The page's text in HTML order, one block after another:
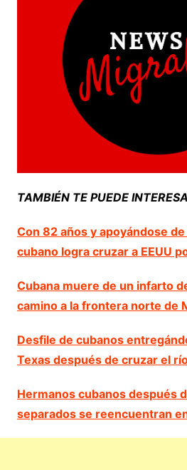
TAMBIÉN TE PUEDE
Con 82 años y apoyándose
cubano logra cruzar a EEUU
Cubana muere de un infarto
camino a la frontera norte de
Desfile de cubanos
Texas después de cruzar el
Hermanos cubanos después
separados se reencuentran